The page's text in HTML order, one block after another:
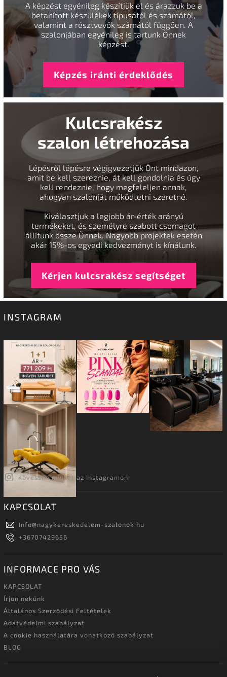
A képzést egyénileg készítjük el és árazzuk be a
betanított készülékek típusától és számától,
valamint a résztvevők számától függően. A
szalonjában egyénileg is tartunk Önnek
képzést.
Képzés iránti érdeklődés
Kulcsrakész
szalon létrehozása
Lépésről lépésre végigvezetjük Önt mindazon,
amit be kell szereznie, át kell gondolnia és úgy
kell rendeznie, hogy megfeleljen annak,
ahogyan szalonját működtetni szeretné.
Kiválasztjuk a legjobb ár-érték arányú
termékeket, és személyre szabott csomagot
állítunk össze Önnek. Nagyobb projektek esetén
akár 15%-os egyedi kedvezményt is kínálunk.
Kérjen kulcsrakész segítséget
INSTAGRAM
Kövessen minket az Instagramon
KAPCSOLAT
Info@nagykereskedelem-szalonok.hu
+36707429656
INFORMACE PRO VÁS
KAPCSOLAT
Írjon nekünk
Általános Szerződési Feltételek
Adatvédelmi szabályzat
A cookie használatára vonatkozó szabályzat
BLOG